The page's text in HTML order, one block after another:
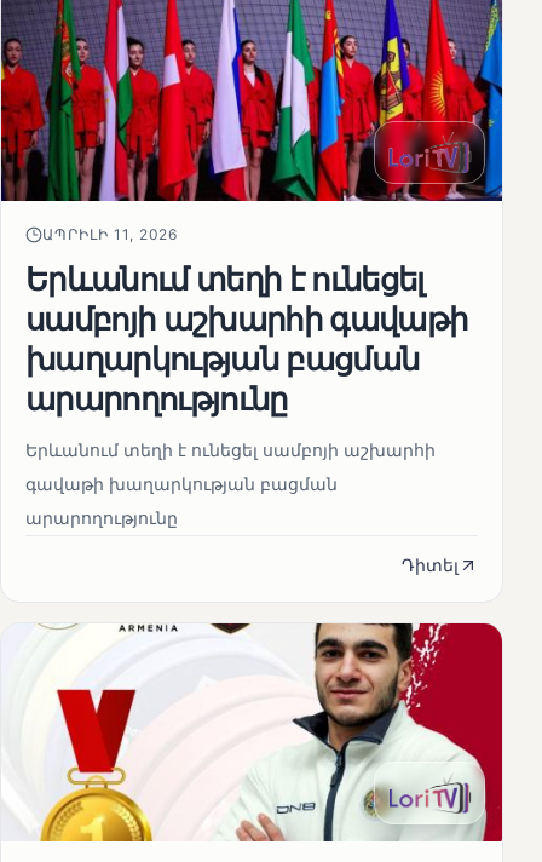
ԱՊՐԻԼԻ 11, 2026
Երևանում տեղի է ունեցել
սամբոյի աշխարհի գավաթի
խաղարկության բացման
արարողությունը
Երևանում տեղի է ունեցել սամբոյի աշխարհի
գավաթի խաղարկության բացման
արարողությունը
Դիտել